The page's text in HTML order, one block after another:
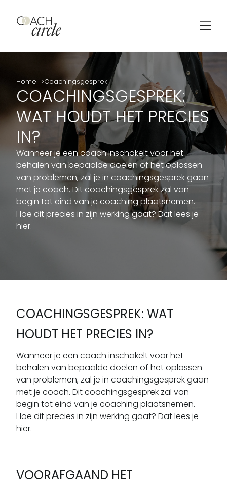
Home Coachingsgesprek
COACHINGSGESPREK:
WAT HOUDT HET PRECIES
IN?
Wanneer je een coach inschakelt voor het
behalen van bepaalde doelen of het oplossen
van problemen, zal je in coachingsgesprek gaan
met je coach. Dit coachingsgesprek zal van
begin tot eind van je coaching plaatsnemen.
Hoe dit precies in zijn werking gaat? Dat lees je
hier.
COACHINGSGESPREK: WAT
HOUDT HET PRECIES IN?
Wanneer je een coach inschakelt voor het
behalen van bepaalde doelen of het oplossen
van problemen, zal je in coachingsgesprek gaan
met je coach. Dit coachingsgesprek zal van
begin tot eind van je coaching plaatsnemen.
Hoe dit precies in zijn werking gaat? Dat lees je
hier.
VOORAFGAAND HET